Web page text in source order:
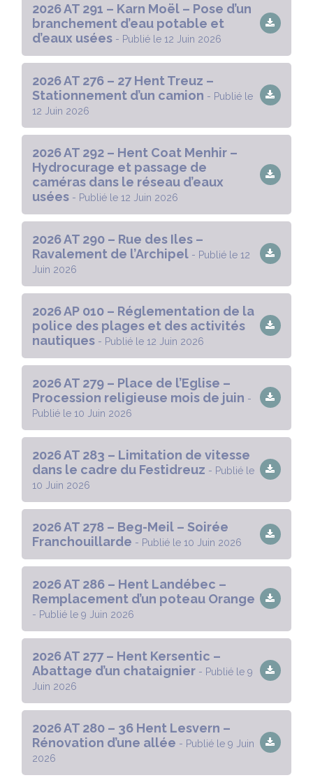
2026 AT 291 – Karn Moël – Pose d’un
branchement d’eau potable et
d’eaux usées - Publié le 12 Juin 2026
2026 AT 276 – 27 Hent Treuz –
Stationnement d’un camion - Publié le
12 Juin 2026
2026 AT 292 – Hent Coat Menhir –
Hydrocurage et passage de
caméras dans le réseau d’eaux
usées - Publié le 12 Juin 2026
2026 AT 290 – Rue des Iles –
Ravalement de l’Archipel - Publié le 12
Juin 2026
2026 AP 010 – Réglementation de la
police des plages et des activités
nautiques - Publié le 12 Juin 2026
2026 AT 279 – Place de l’Eglise –
Procession religieuse mois de juin -
Publié le 10 Juin 2026
2026 AT 283 – Limitation de vitesse
dans le cadre du Festidreuz - Publié le
10 Juin 2026
2026 AT 278 – Beg-Meil – Soirée
Franchouillarde - Publié le 10 Juin 2026
2026 AT 286 – Hent Landébec –
Remplacement d’un poteau Orange
- Publié le 9 Juin 2026
2026 AT 277 – Hent Kersentic –
Abattage d’un chataignier - Publié le 9
Juin 2026
2026 AT 280 – 36 Hent Lesvern –
Rénovation d’une allée - Publié le 9 Juin
2026